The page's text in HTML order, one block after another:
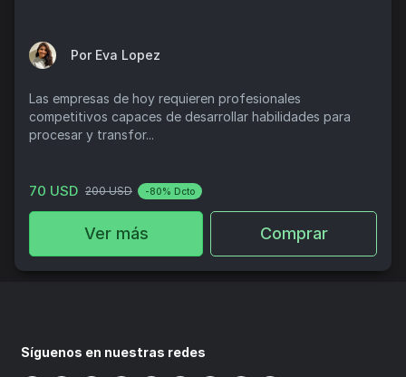
Por Eva Lopez
Las empresas de hoy requieren profesionales
competitivos capaces de desarrollar habilidades para
procesar y transfor...
70 USD 200 USD -80% Dcto
Ver más Comprar
Síguenos en nuestras redes